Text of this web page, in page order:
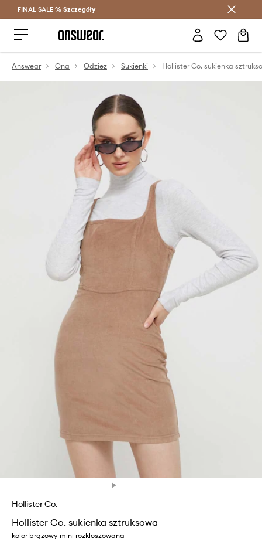
Oszczędzaj z Answear Club >
FINAL SALE % Szczegóły
Answear Ona Odzież Sukienki Hollister Co. sukienka
Hollister Co.
Hollister Co. sukienka sztruksowa
kolor brązowy mini rozkloszowana